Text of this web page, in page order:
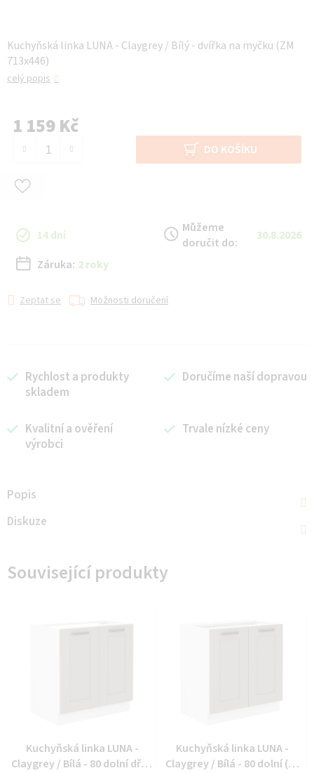
Kuchyňská linka LUNA - Claygrey / Bílý - dvířka na myčku (ZM
713x446)
celý popis
1 159 Kč
DO KOŠÍKU
14 dní
Můžeme
doručit do:
30.8.2026
Záruka: 2 roky
Zeptat se Možnosti doručení
Rychlost a produkty
skladem
Doručíme naší dopravou
Kvalitní a ověření
výrobci
Trvale nízké ceny
Popis
Diskuze
Související produkty
Kuchyňská linka LUNA -
Claygrey / Bílá - 80 dolní dřez
Kuchyňská linka LUNA -
Claygrey / Bílá - 80 dolní (80